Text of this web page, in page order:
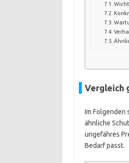
Vergleich
Im Folgenden
ähnliche
ungefähres
Bedarf passt.